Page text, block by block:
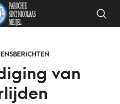
van